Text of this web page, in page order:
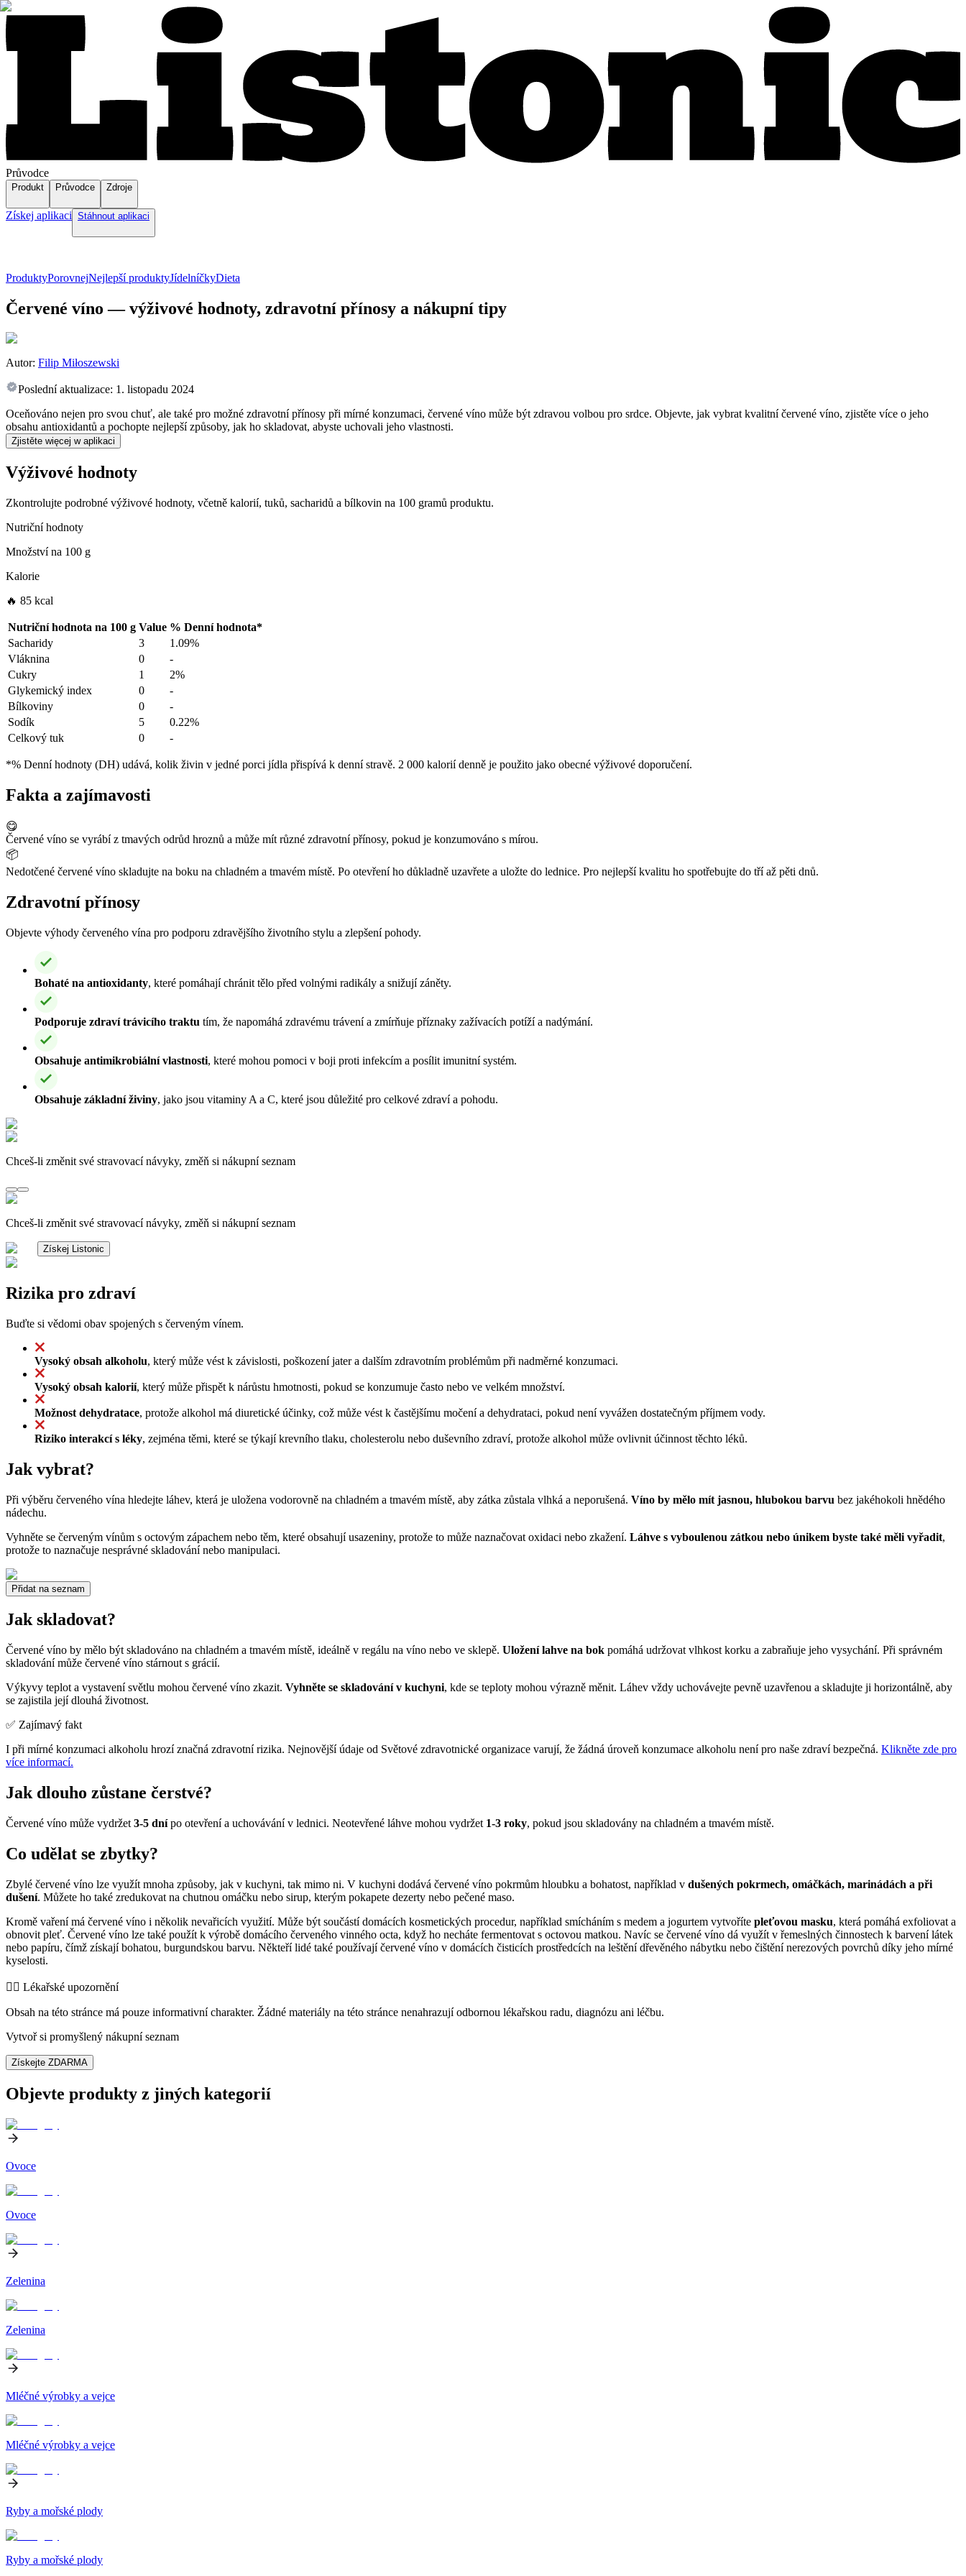
Průvodce
Produkt Průvodce Zdroje
Získej aplikaci Stáhnout aplikaci
ProduktyPorovnejNejlepší produktyJídelníčkyDieta
Červené víno — výživové hodnoty, zdravotní přínosy a nákupní tipy
Autor: Filip Miłoszewski
Poslední aktualizace: 1. listopadu 2024
Oceňováno nejen pro svou chuť, ale také pro možné zdravotní přínosy při mírné konzumaci, červené víno může být zdravou volbou pro srdce. Objevte, jak vybrat kvalitní červené víno, zjistěte více o jeho
obsahu antioxidantů a pochopte nejlepší způsoby, jak ho skladovat, abyste uchovali jeho vlastnosti.
Zjistěte więcej w aplikaci
Výživové hodnoty
Zkontrolujte podrobné výživové hodnoty, včetně kalorií, tuků, sacharidů a bílkovin na 100 gramů produktu.
Nutriční hodnoty
Množství na 100 g
Kalorie
🔥 85 kcal
Nutriční hodnota na 100 g Value % Denní hodnota*
Sacharidy
3
1.09%
Vláknina
0
-
Cukry
1
2%
Glykemický index
0
-
Bílkoviny
0
-
Sodík
5
0.22%
Celkový tuk
0 -
*% Denní hodnoty (DH) udává, kolik živin v jedné porci jídla přispívá k denní stravě. 2 000 kalorií denně je použito jako obecné výživové doporučení.
Fakta a zajímavosti
😋
Červené víno se vyrábí z tmavých odrůd hroznů a může mít různé zdravotní přínosy, pokud je konzumováno s mírou.
📦
Nedotčené červené víno skladujte na boku na chladném a tmavém místě. Po otevření ho důkladně uzavřete a uložte do lednice. Pro nejlepší kvalitu ho spotřebujte do tří až pěti dnů.
Zdravotní přínosy
Objevte výhody červeného vína pro podporu zdravějšího životního stylu a zlepšení pohody.
Bohaté na antioxidanty, které pomáhají chránit tělo před volnými radikály a snižují záněty.
Podporuje zdraví trávicího traktu tím, že napomáhá zdravému trávení a zmírňuje příznaky zažívacích potíží a nadýmání.
Obsahuje antimikrobiální vlastnosti, které mohou pomoci v boji proti infekcím a posílit imunitní systém.
Obsahuje základní živiny, jako jsou vitaminy A a C, které jsou důležité pro celkové zdraví a pohodu.
Chceš-li změnit své stravovací návyky, změň si nákupní seznam
Chceš-li změnit své stravovací návyky, změň si nákupní seznam
Získej Listonic
Rizika pro zdraví
Buďte si vědomi obav spojených s červeným vínem.
Vysoký obsah alkoholu, který může vést k závislosti, poškození jater a dalším zdravotním problémům při nadměrné konzumaci.
Vysoký obsah kalorií, který může přispět k nárůstu hmotnosti, pokud se konzumuje často nebo ve velkém množství.
Možnost dehydratace, protože alkohol má diuretické účinky, což může vést k častějšímu močení a dehydrataci, pokud není vyvážen dostatečným příjmem vody.
Riziko interakcí s léky, zejména těmi, které se týkají krevního tlaku, cholesterolu nebo duševního zdraví, protože alkohol může ovlivnit účinnost těchto léků.
Jak vybrat?
Při výběru červeného vína hledejte láhev, která je uložena vodorovně na chladném a tmavém místě, aby zátka zůstala vlhká a neporušená. Víno by mělo mít jasnou, hlubokou barvu bez jakéhokoli hnědého
nádechu.
Vyhněte se červeným vínům s octovým zápachem nebo těm, které obsahují usazeniny, protože to může naznačovat oxidaci nebo zkažení. Láhve s vyboulenou zátkou nebo únikem byste také měli vyřadit,
protože to naznačuje nesprávné skladování nebo manipulaci.
Přidat na seznam
Jak skladovat?
Červené víno by mělo být skladováno na chladném a tmavém místě, ideálně v regálu na víno nebo ve sklepě. Uložení lahve na bok pomáhá udržovat vlhkost korku a zabraňuje jeho vysychání. Při správném
skladování může červené víno stárnout s grácií.
Výkyvy teplot a vystavení světlu mohou červené víno zkazit. Vyhněte se skladování v kuchyni, kde se teploty mohou výrazně měnit. Láhev vždy uchovávejte pevně uzavřenou a skladujte ji horizontálně, aby
se zajistila její dlouhá životnost.
✅ Zajímavý fakt
I při mírné konzumaci alkoholu hrozí značná zdravotní rizika. Nejnovější údaje od Světové zdravotnické organizace varují, že žádná úroveň konzumace alkoholu není pro naše zdraví bezpečná. Klikněte zde pro
více informací.
Jak dlouho zůstane čerstvé?
Červené víno může vydržet 3-5 dnípo otevření a uchovávání v lednici. Neotevřené láhve mohou vydržet 1-3 roky, pokud jsou skladovány na chladném a tmavém místě.
Co udělat se zbytky?
Zbylé červené víno lze využít mnoha způsoby, jak v kuchyni, tak mimo ni. V kuchyni dodává červené víno pokrmům hloubku a bohatost, například v dušených pokrmech, omáčkách, marinádách a při
dušení. Můžete ho také zredukovat na chutnou omáčku nebo sirup, kterým pokapete dezerty nebo pečené maso.
Kromě vaření má červené víno i několik nevařicích využití. Může být součástí domácích kosmetických procedur, například smícháním s medem a jogurtem vytvoříte pleťovou masku, která pomáhá exfoliovat a
obnovit pleť. Červené víno lze také použít k výrobě domácího červeného vinného octa, když ho necháte fermentovat s octovou matkou. Navíc se červené víno dá využít v řemeslných činnostech k barvení látek
nebo papíru, čímž získají bohatou, burgundskou barvu. Někteří lidé také používají červené víno v domácích čisticích prostředcích na leštění dřevěného nábytku nebo čištění nerezových povrchů díky jeho mírné
kyselosti.
👨‍⚕️️ Lékařské upozornění
Obsah na této stránce má pouze informativní charakter. Žádné materiály na této stránce nenahrazují odbornou lékařskou radu, diagnózu ani léčbu.
Vytvoř si promyšlený nákupní seznam
Získejte ZDARMA
Objevte produkty z jiných kategorií
Ovoce
Ovoce
Zelenina
Zelenina
Mléčné výrobky a vejce
Mléčné výrobky a vejce
Ryby a mořské plody
Ryby a mořské plody